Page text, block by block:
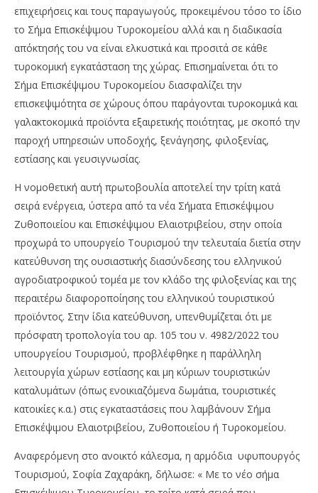
επιχειρήσεις και τους παραγωγούς, προκειμένου τόσο το ίδιο
το Σήμα Επισκέψιμου Τυροκομείου αλλά και η διαδικασία
απόκτησής του να είναι ελκυστικά και προσιτά σε κάθε
τυροκομική εγκατάσταση της χώρας. Επισημαίνεται ότι το
Σήμα Επισκέψιμου Τυροκομείου διασφαλίζει την
επισκεψιμότητα σε χώρους όπου παράγονται τυροκομικά και
γαλακτοκομικά προϊόντα εξαιρετικής ποιότητας, με σκοπό την
παροχή υπηρεσιών υποδοχής, ξενάγησης, φιλοξενίας,
εστίασης και γευσιγνωσίας.
Η νομοθετική αυτή πρωτοβουλία αποτελεί την τρίτη κατά
σειρά ενέργεια, ύστερα από τα νέα Σήματα Επισκέψιμου
Ζυθοποιείου και Επισκέψιμου Ελαιοτριβείου, στην οποία
προχωρά το υπουργείο Τουρισμού την τελευταία διετία στην
κατεύθυνση της ουσιαστικής διασύνδεσης του ελληνικού
αγροδιατροφικού τομέα με τον κλάδο της φιλοξενίας και της
περαιτέρω διαφοροποίησης του ελληνικού τουριστικού
προϊόντος. Στην ίδια κατεύθυνση, υπενθυμίζεται ότι με
πρόσφατη τροπολογία του αρ. 105 του ν. 4982/2022 του
υπουργείου Τουρισμού, προβλέφθηκε η παράλληλη
λειτουργία χώρων εστίασης και μη κύριων τουριστικών
καταλυμάτων (όπως ενοικιαζόμενα δωμάτια, τουριστικές
κατοικίες κ.α.) στις εγκαταστάσεις που λαμβάνουν Σήμα
Επισκέψιμου Ελαιοτριβείου, Ζυθοποιείου ή Τυροκομείου.
Αναφερόμενη στο ανοικτό κάλεσμα, η αρμόδια υφυπουργός
Τουρισμού, Σοφία Ζαχαράκη, δήλωσε: « Με το νέο σήμα